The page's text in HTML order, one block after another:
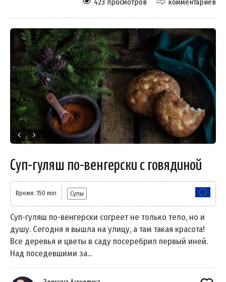
комментариев
423 просмотров
Суп-гуляш по-венгерски с говядиной
Время: 150 min Супы
Суп-гуляш по-венгерски согреет не только тело, но и
душу. Сегодня я вышла на улицу, а там такая красота!
Все деревья и цветы в саду посеребрил первый иней.
Над поседевшими за...